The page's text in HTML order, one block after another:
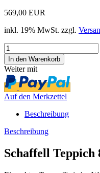
569,00 EUR
inkl. 19% MwSt. zzgl.
Weiter mit
Auf den Merkzettel
Beschreibung
Beschreibung
Schaffell Teppich